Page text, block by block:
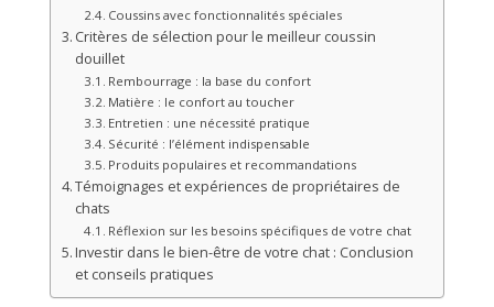
Coussins avec fonctionnalités spéciales
Critères de sélection pour le meilleur coussin
douillet
Rembourrage : la base du confort
Matière : le confort au toucher
Entretien : une nécessité pratique
Sécurité : l’élément indispensable
Produits populaires et recommandations
Témoignages et expériences de propriétaires de
chats
Réflexion sur les besoins spécifiques de votre chat
Investir dans le bien-être de votre chat : Conclusion
et conseils pratiques